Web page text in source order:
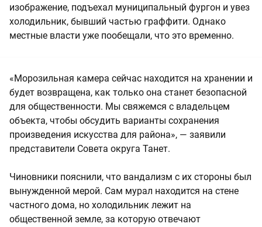
изображение, подъехал муниципальный фургон и увез
холодильник, бывший частью граффити. Однако
местные власти уже пообещали, что это временно.
«Морозильная камера сейчас находится на хранении и
будет возвращена, как только она станет безопасной
для общественности. Мы свяжемся с владельцем
объекта, чтобы обсудить варианты сохранения
произведения искусства для района», — заявили
представители Совета округа Танет.
Чиновники пояснили, что вандализм с их стороны был
вынужденной мерой. Сам мурал находится на стене
частного дома, но холодильник лежит на
общественной земле, за которую отвечают